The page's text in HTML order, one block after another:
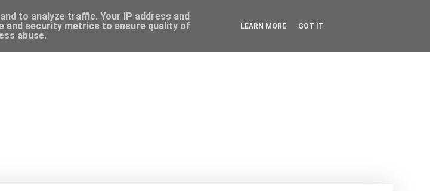
to analyze traffic. Your IP address and
and security metrics to ensure quality of
abuse.
LEARN MORE GOT IT